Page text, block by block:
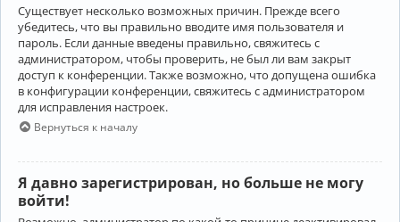
Существует несколько возможных причин. Прежде всего
убедитесь, что вы правильно вводите имя пользователя и
пароль. Если данные введены правильно, свяжитесь с
администратором, чтобы проверить, не был ли вам закрыт
доступ к конференции. Также возможно, что допущена ошибка
в конфигурации конференции, свяжитесь с администратором
для исправления настроек.
Вернуться к началу
Я давно зарегистрирован, но больше не могу
войти!